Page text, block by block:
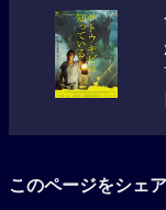
このページをシェ